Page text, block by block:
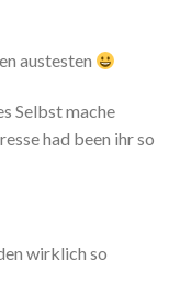
austesten
Selbst mache
had been ihr so
wirklich so